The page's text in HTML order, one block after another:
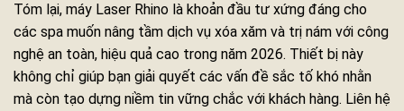
Tóm lại, máy Laser Rhino là khoản đầu tư xứng đáng cho
các spa muốn nâng tầm dịch vụ xóa xăm và trị nám với công
nghệ an toàn, hiệu quả cao trong năm 2026. Thiết bị này
không chỉ giúp bạn giải quyết các vấn đề sắc tố khó nhằn
mà còn tạo dựng niềm tin vững chắc với khách hàng. Liên hệ